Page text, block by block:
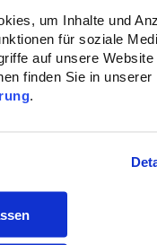
um Inhalte und
für soziale
auf unsere Website
finden Sie in unserer
deutlich
zu
so Nina
Betroffenen sowie
von